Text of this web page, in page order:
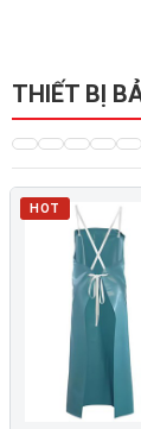
THIẾT BỊ
HOT